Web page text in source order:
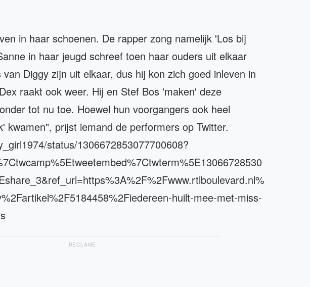
in haar schoenen. De rapper zong namelijk 'Los bij
in haar jeugd schreef toen haar ouders uit elkaar
Diggy zijn uit elkaar, dus hij kon zich goed inleven in
raakt ook weer. Hij en Stef Bos 'maken' deze
tot nu toe. Hoewel hun voorgangers ook heel
kwamen", prijst iemand de performers op Twitter.
status/1306672853077700608?
huilt-mee-met-miss-
RECLAME